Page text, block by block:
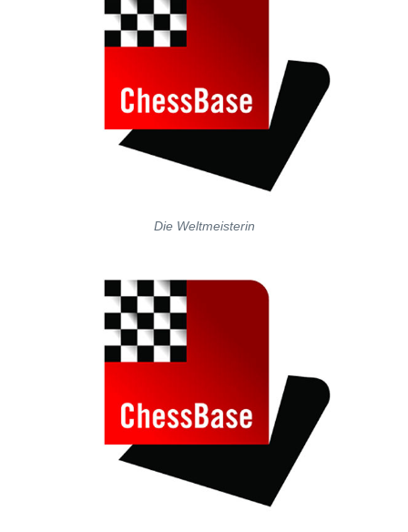
Die Weltmeisterin